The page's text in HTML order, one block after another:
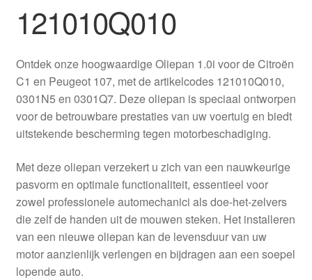
Betalingen
Contact
Kassa
Klachten
Klachtenprocedure
Levering
Mijn account
121010Q010
Ontdek onze hoogwaardige Oliepan 1.0i voor de Citroën
C1 en Peugeot 107, met de artikelcodes 121010Q010,
0301N5 en 0301Q7. Deze oliepan is speciaal ontworpen
voor de betrouwbare prestaties van uw voertuig en biedt
uitstekende bescherming tegen motorbeschadiging.
Met deze oliepan verzekert u zich van een nauwkeurige
pasvorm en optimale functionaliteit, essentieel voor
zowel professionele automechanici als doe-het-zelvers
die zelf de handen uit de mouwen steken. Het installeren
van een nieuwe oliepan kan de levensduur van uw
motor aanzienlijk verlengen en bijdragen aan een soepel
lopende auto.